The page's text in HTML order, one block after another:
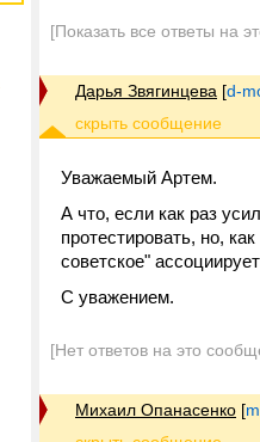
[Показать все ответы на
Дарья Звягинцева [d-
Уважаемый Артем.
А что, если как раз
протестировать, но,
советское"
С уважением.
[Нет ответов на это
Михаил Опанасенко [